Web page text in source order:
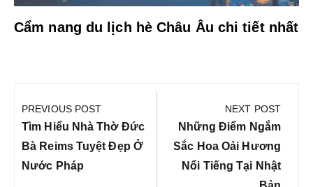
Cẩm nang du lịch hè Châu Âu chi tiết nhất
hướng
bài
viết
PREVIOUS POST
Previous
Post:
Tìm Hiểu Nhà Thờ Đức
Bà Reims Tuyệt Đẹp Ở
Nước Pháp
NEXT POST
Next
Post:
Những Điểm Ngắm
Sắc Hoa Oải Hương
Nổi Tiếng Tại Nhật